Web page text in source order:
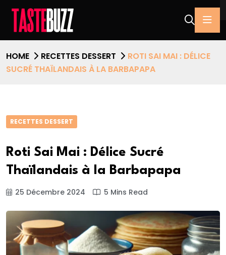
HOME RECETTES DESSERT
ROTI SAI MAI : DÉLICE
SUCRÉ THAÏLANDAIS À LA BARBAPAPA
RECETTES DESSERT
Roti Sai Mai : Délice Sucré
Thaïlandais à la Barbapapa
25 Décembre 2024 5 Mins Read